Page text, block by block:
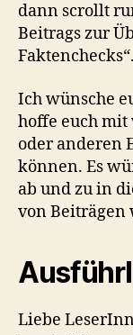
dann scrollt
Beitrags zur
Faktenchecks“.
Ich wünsche
hoffe euch
oder anderen
können. Es
ab und zu in
von
Liebe